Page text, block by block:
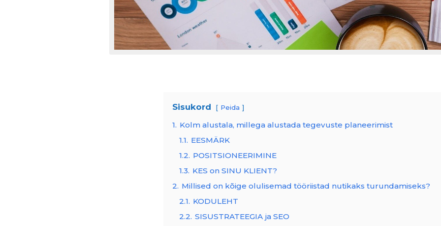
Sisukord Peida
1. Kolm alustala, millega alustada tegevuste planeerimist
1.1. EESMÄRK
1.2. POSITSIONEERIMINE
1.3. KES on SINU KLIENT?
2. Millised on kõige olulisemad tööriistad nutikaks turundamiseks?
2.1. KODULEHT
2.2. SISUSTRATEEGIA ja SEO